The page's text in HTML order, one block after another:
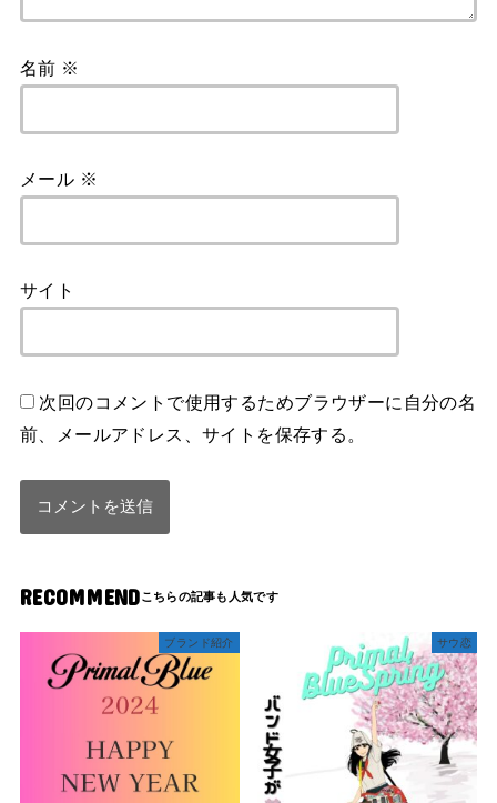
名前 ※
メール ※
サイト
次回のコメントで使用するためブラウザーに自分の名
前、メールアドレス、サイトを保存する。
RECOMMEND
ブランド紹介 サウ恋